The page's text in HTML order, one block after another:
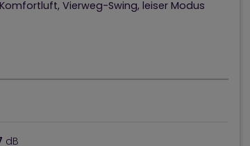
Vierweg-Swing, leiser Modus
dB